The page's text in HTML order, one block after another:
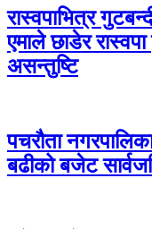
रास्वपाभित्र
एमाले छाडेर
असन्तुष्टि
पचरौता
बढीको बजेट